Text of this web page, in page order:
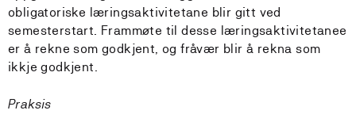
obligatoriske læringsaktivitetane blir gitt ved
semesterstart. Frammøte til desse læringsaktivitetanee
er å rekne som godkjent, og fråvær blir å rekna som
ikkje godkjent.
Praksis